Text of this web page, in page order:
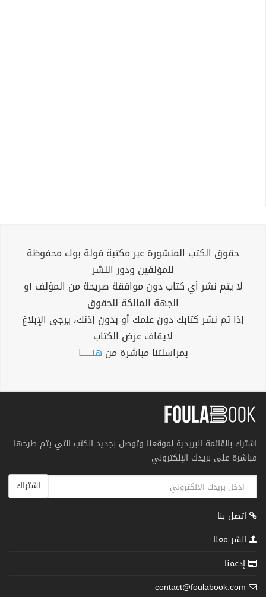
حقوق الكتب المنشورة عبر مكتبة فولة بوك محفوظة
للمؤلفين ودور النشر
لا يتم نشر أي كتاب دون موافقة صريحة من المؤلف أو
الجهة المالكة للحقوق
إذا تم نشر كتابك دون علمك أو بدون إذنك، يرجى الإبلاغ
لإيقاف عرض الكتاب
بمراسلتنا مباشرة من هنــــــا
اشترك بالقائمة البريدية لموقعنا وتوصل بجديد الكتب التي يتم طرحها
مباشرة على بريدك الإلكتروني
اشتراك
اتصل بنا
انشر معنا
إدعمنا
contact@foulabook.com